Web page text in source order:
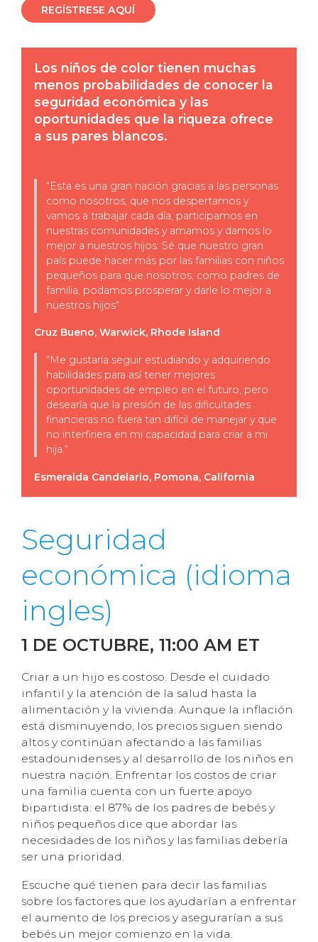
REGÍSTRESE AQUÍ
Los niños de color tienen muchas
menos probabilidades de conocer la
seguridad económica y las
oportunidades que la riqueza ofrece
a sus pares blancos.
“Esta es una gran nación gracias a las personas
como nosotros, que nos despertamos y
vamos a trabajar cada día, participamos en
nuestras comunidades y amamos y damos lo
mejor a nuestros hijos. Sé que nuestro gran
país puede hacer más por las familias con niños
pequeños para que nosotros, como padres de
familia, podamos prosperar y darle lo mejor a
nuestros hijos“
Cruz Bueno, Warwick, Rhode Island
“Me gustaría seguir estudiando y adquiriendo
habilidades para así tener mejores
oportunidades de empleo en el futuro, pero
desearía que la presión de las dificultades
financieras no fuera tan difícil de manejar y que
no interfiriera en mi capacidad para criar a mi
hija.“
Esmeralda Candelario, Pomona, California
Seguridad
económica (idioma
ingles)
1 DE OCTUBRE, 11:00 AM ET
Criar a un hijo es costoso. Desde el cuidado
infantil y la atención de la salud hasta la
alimentación y la vivienda. Aunque la inflación
está disminuyendo, los precios siguen siendo
altos y continúan afectando a las familias
estadounidenses y al desarrollo de los niños en
nuestra nación. Enfrentar los costos de criar
una familia cuenta con un fuerte apoyo
bipartidista: el 87% de los padres de bebés y
niños pequeños dice que abordar las
necesidades de los niños y las familias debería
ser una prioridad.
Escuche qué tienen para decir las familias
sobre los factores que los ayudarían a enfrentar
el aumento de los precios y asegurarían a sus
bebés un mejor comienzo en la vida.